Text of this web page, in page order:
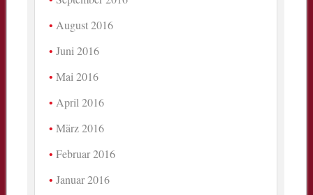
August 2016
Juni 2016
Mai 2016
April 2016
März 2016
Februar 2016
Januar 2016